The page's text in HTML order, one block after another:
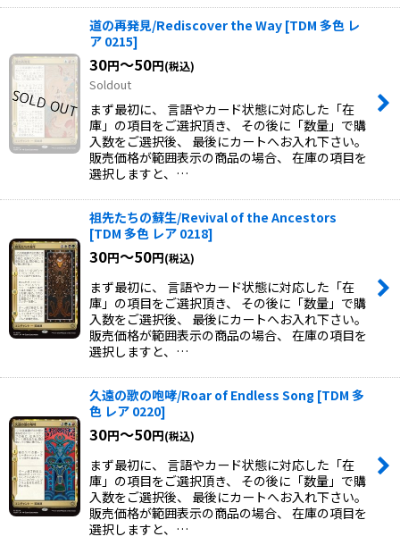
道の再発見/Rediscover the Way [TDM 多色 レ
ア 0215]
30円～50円(税込)
Soldout
まず最初に、 言語やカード状態に対応した「在
庫」の項目をご選択頂き、 その後に「数量」で購
入数をご選択後、 最後にカートへお入れ下さい。
販売価格が範囲表示の商品の場合、 在庫の項目を
選択しますと、…
祖先たちの蘇生/Revival of the Ancestors
[TDM 多色 レア 0218]
30円～50円(税込)
まず最初に、 言語やカード状態に対応した「在
庫」の項目をご選択頂き、 その後に「数量」で購
入数をご選択後、 最後にカートへお入れ下さい。
販売価格が範囲表示の商品の場合、 在庫の項目を
選択しますと、…
久遠の歌の咆哮/Roar of Endless Song [TDM 多
色 レア 0220]
30円～50円(税込)
まず最初に、 言語やカード状態に対応した「在
庫」の項目をご選択頂き、 その後に「数量」で購
入数をご選択後、 最後にカートへお入れ下さい。
販売価格が範囲表示の商品の場合、 在庫の項目を
選択しますと、…